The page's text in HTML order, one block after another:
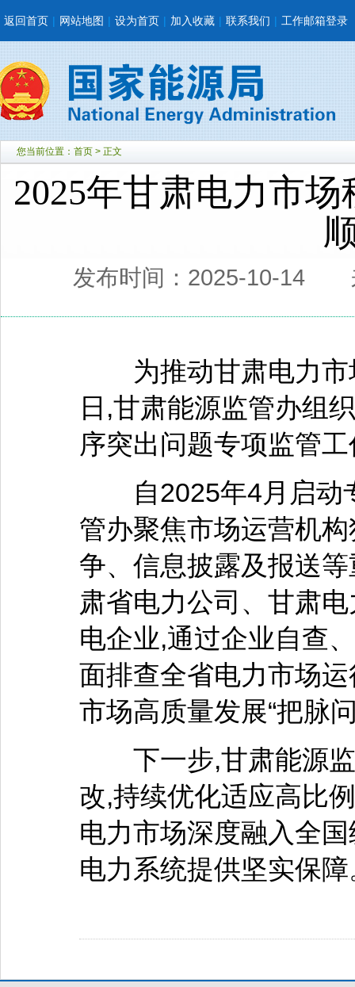
返回首页 | 网站地图 | 设为首页 | 加入收藏 | 联系我们 | 工作邮箱登录
您当前位置： 首页 > 正文
2025年甘肃电力市
发布时间：2025-10-14
为推动甘肃电力市
日,甘肃能源监管办组
序突出问题专项监管
自2025年4月启动
管办聚焦市场运营机
争、信息披露及报送
肃省电力公司、甘肃
电企业,通过企业自查
面排查全省电力市场
市场高质量发展“把脉
下一步,甘肃能源监
改,持续优化适应高比
电力市场深度融入全
电力系统提供坚实保障